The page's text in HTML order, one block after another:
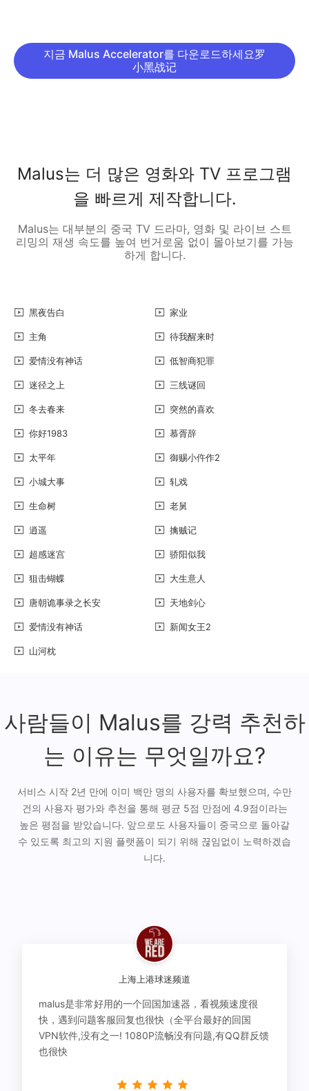
지금 Malus Accelerator를 다운로드하세요罗
小黑战记
Malus는 더 많은 영화와 TV 프로그램
을 빠르게 제작합니다.
Malus는 대부분의 중국 TV 드라마, 영화 및 라이브 스트
리밍의 재생 속도를 높여 번거로움 없이 몰아보기를 가능
하게 합니다.
黑夜告白 家业
主角 待我醒来时
爱情没有神话 低智商犯罪
迷径之上 三线谜回
冬去春来 突然的喜欢
你好1983 慕胥辞
太平年 御赐小仵作2
小城大事 轧戏
生命树 老舅
逍遥 擒贼记
超感迷宫 骄阳似我
狙击蝴蝶 大生意人
唐朝诡事录之长安 天地剑心
爱情没有神话 新闻女王2
山河枕
사람들이 Malus를 강력 추천하
는 이유는 무엇일까요?
서비스 시작 2년 만에 이미 백만 명의 사용자를 확보했으며, 수만
건의 사용자 평가와 추천을 통해 평균 5점 만점에 4.9점이라는
높은 평점을 받았습니다. 앞으로도 사용자들이 중국으로 돌아갈
수 있도록 최고의 지원 플랫폼이 되기 위해 끊임없이 노력하겠습
니다.
上海上港球迷频道
malus是非常好用的一个回国加速器，看视频速度很
快，遇到问题客服回复也很快（全平台最好的回国
VPN软件,没有之一! 1080P流畅没有问题,有QQ群反馈
也很快